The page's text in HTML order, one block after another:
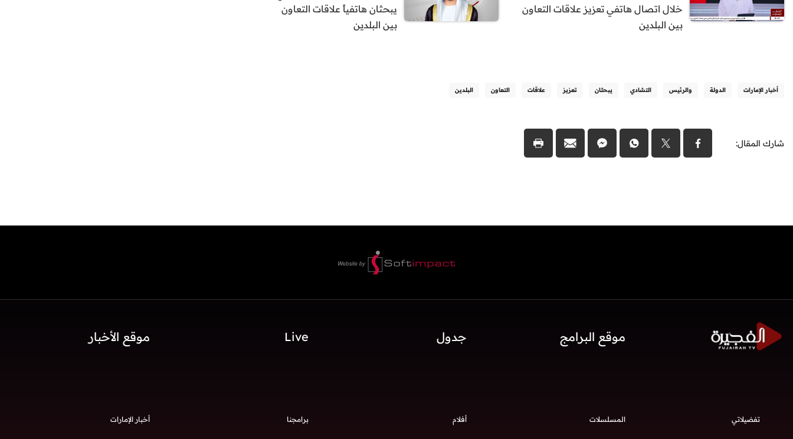
خلال اتصال هاتفي تعزيز علاقات التعاون
بين البلدين
يبحثان هاتفياً علاقات التعاون
بين البلدين
أخبار الإمارات الدولة والرئيس التشادي يبحثان تعزيز علاقات التعاون البلدين
شارك المقال:
موقع البرامج جدول Live موقع الأخبار
تفضيلاتي المسلسلات أفلام برامجنا أخبار الإمارات